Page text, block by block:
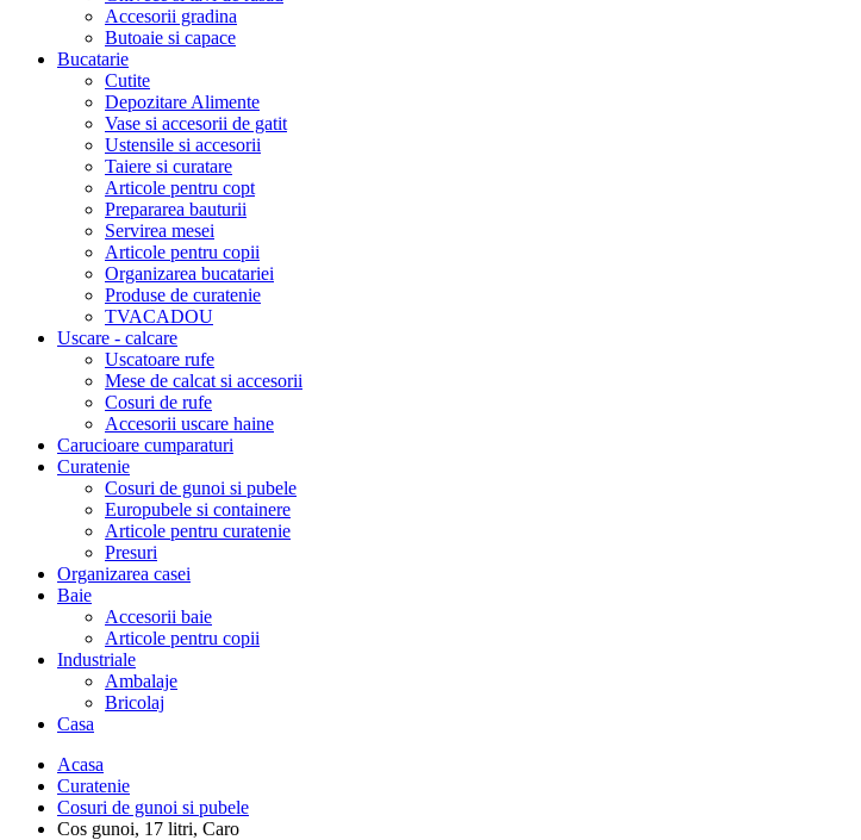
Accesorii gradina
Butoaie si capace
Bucatarie
Cutite
Depozitare Alimente
Vase si accesorii de gatit
Ustensile si accesorii
Taiere si curatare
Articole pentru copt
Prepararea bauturii
Servirea mesei
Articole pentru copii
Organizarea bucatariei
Produse de curatenie
TVACADOU
Uscare - calcare
Uscatoare rufe
Mese de calcat si accesorii
Cosuri de rufe
Accesorii uscare haine
Carucioare cumparaturi
Curatenie
Cosuri de gunoi si pubele
Europubele si containere
Articole pentru curatenie
Presuri
Organizarea casei
Baie
Accesorii baie
Articole pentru copii
Industriale
Ambalaje
Bricolaj
Casa
Acasa
Curatenie
Cosuri de gunoi si pubele
Cos gunoi, 17 litri, Caro